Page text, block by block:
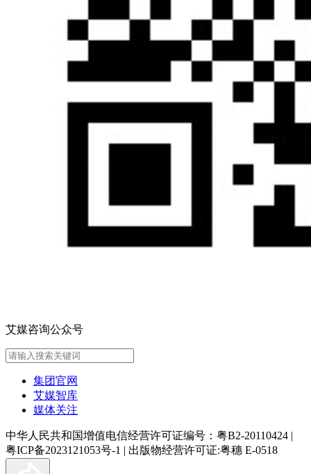
艾媒咨询公众号
集团官网
艾媒智库
媒体关注
中华人民共和国增值电信经营许可证编号：粤B2-20110424 |
粤ICP备2023121053号-1 | 出版物经营许可证:粤穗 E-0518